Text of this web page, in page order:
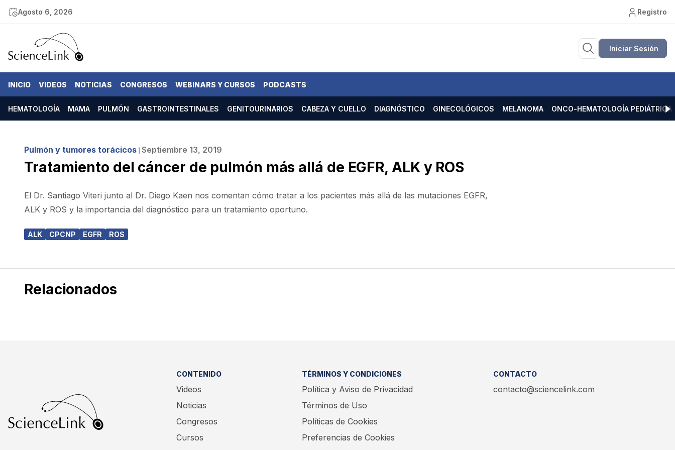
Agosto 6, 2026 Registro
Iniciar Sesión
INICIO VIDEOS NOTICIAS CONGRESOS WEBINARS Y CURSOS PODCASTS
HEMATOLOGÍA MAMA PULMÓN GASTROINTESTINALES GENITOURINARIOS CABEZA Y CUELLO DIAGNÓSTICO GINECOLÓGICOS MELANOMA ONCO-HEMATOLOGÍA PEDIÁTRICA
Pulmón y tumores torácicos ❘ Septiembre 13, 2019
Tratamiento del cáncer de pulmón más allá de EGFR, ALK y ROS
El Dr. Santiago Viteri junto al Dr. Diego Kaen nos comentan cómo tratar a los pacientes más allá de las mutaciones EGFR,
ALK y ROS y la importancia del diagnóstico para un tratamiento oportuno.
ALK CPCNP EGFR ROS
Relacionados
CONTENIDO
Videos
Noticias
Congresos
Cursos
TÉRMINOS Y CONDICIONES
Política y Aviso de Privacidad
Términos de Uso
Políticas de Cookies
Preferencias de Cookies
CONTACTO
contacto@sciencelink.com